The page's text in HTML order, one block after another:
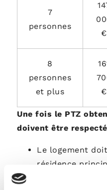
7
personnes
€
8
personnes
et plus
€
Une fois le PTZ
doivent être
Le logement
résidence